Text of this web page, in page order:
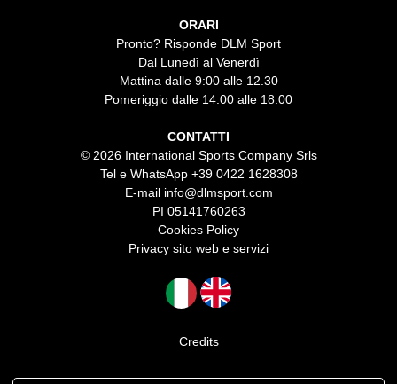
ORARI
Pronto? Risponde DLM Sport
Dal Lunedì al Venerdì
Mattina dalle 9:00 alle 12.30
Pomeriggio dalle 14:00 alle 18:00
CONTATTI
© 2026 International Sports Company Srls
Tel e WhatsApp +39 0422 1628308
E-mail info@dlmsport.com
PI 05141760263
Cookies Policy
Privacy sito web e servizi
Credits